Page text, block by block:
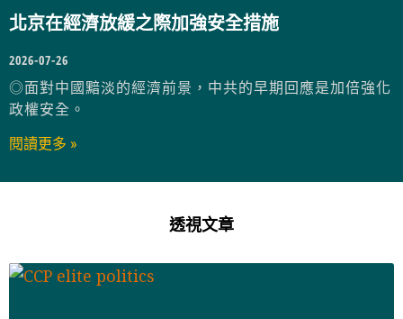
北京在經濟放緩之際加強安全措施
2026-07-26
◎面對中國黯淡的經濟前景，中共的早期回應是加倍強化
政權安全。
閱讀更多 »
透視文章